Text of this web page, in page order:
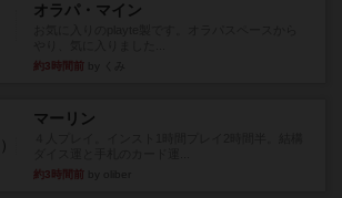
オラパ・マイン
約3時間前
マーリン
約3時間前